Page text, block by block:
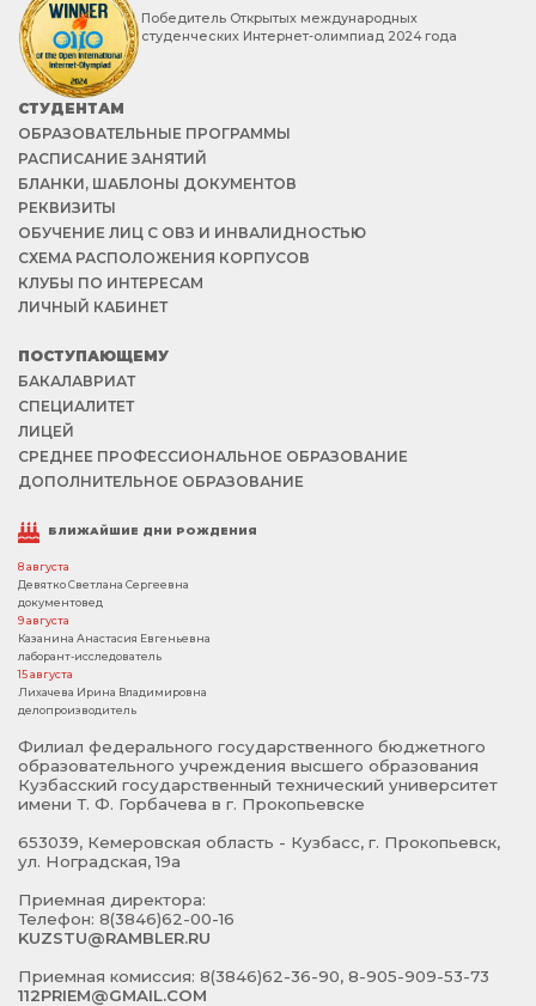
Победитель Открытых международных
студенческих Интернет-олимпиад 2024 года
СТУДЕНТАМ
ОБРАЗОВАТЕЛЬНЫЕ ПРОГРАММЫ
РАСПИСАНИЕ ЗАНЯТИЙ
БЛАНКИ, ШАБЛОНЫ ДОКУМЕНТОВ
РЕКВИЗИТЫ
ОБУЧЕНИЕ ЛИЦ С ОВЗ И ИНВАЛИДНОСТЬЮ
СХЕМА РАСПОЛОЖЕНИЯ КОРПУСОВ
КЛУБЫ ПО ИНТЕРЕСАМ
ЛИЧНЫЙ КАБИНЕТ
ПОСТУПАЮЩЕМУ
БАКАЛАВРИАТ
СПЕЦИАЛИТЕТ
ЛИЦЕЙ
СРЕДНЕЕ ПРОФЕССИОНАЛЬНОЕ ОБРАЗОВАНИЕ
ДОПОЛНИТЕЛЬНОЕ ОБРАЗОВАНИЕ
БЛИЖАЙШИЕ ДНИ РОЖДЕНИЯ
8 августа
Девятко Светлана Сергеевна
документовед
9 августа
Казанина Анастасия Евгеньевна
лаборант-исследователь
15 августа
Лихачева Ирина Владимировна
делопроизводитель
Филиал федерального государственного бюджетного
образовательного учреждения высшего образования
Кузбасский государственный технический университет
имени Т. Ф. Горбачева в г. Прокопьевске
653039, Кемеровская область - Кузбасс, г. Прокопьевск,
ул. Ноградская, 19а
Приемная директора:
Телефон: 8(3846)62-00-16
KUZSTU@RAMBLER.RU
Приемная комиссия: 8(3846)62-36-90, 8-905-909-53-73
112PRIEM@GMAIL.COM